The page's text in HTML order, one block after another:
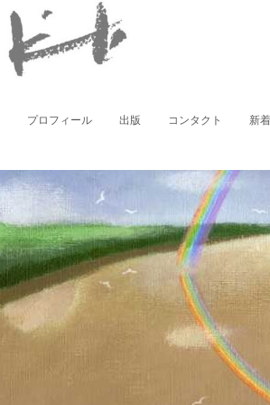
プロフィール 出版 コンタクト 新